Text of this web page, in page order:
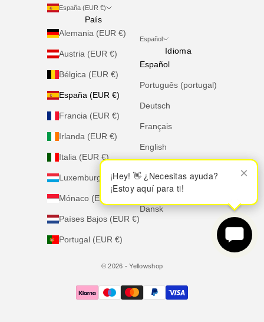
España (EUR €)
País
Alemania (EUR €)
Austria (EUR €)
Bélgica (EUR €)
España (EUR €)
Francia (EUR €)
Irlanda (EUR €)
Italia (EUR €)
Luxemburgo (EUR €)
Mónaco (EUR €)
Países Bajos (EUR €)
Portugal (EUR €)
Español
Idioma
Español
Português (portugal)
Deutsch
Français
English
Nederlands
Dansk
© 2026 - Yellowshop
¡Hey! 👋 ¿Necesitas ayuda?
¡Estoy aquí para ti!
×
¡Hey! 👋 ¿Necesitas ayuda?
¡Estoy aquí para ti!
×